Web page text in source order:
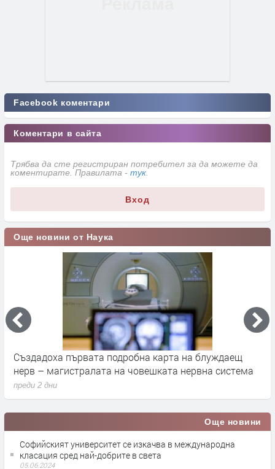
Facebook коментари
Коментари в сайта
Трябва да сте регистриран потребител за да можете да
коментирате. Правилата - тук
Вход
Още новини от Наука
Създадоха първата подробна карта на блуждаещ
нерв – магистралата на човешката нервна система
преди 2 дни
Още новини
Софийският университет се изкачва в международна
класация сред най-добрите в света
05.06.2024